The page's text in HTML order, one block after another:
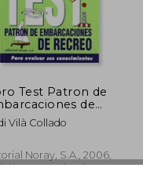
45%
Test Patron de
de
Vilà Collado
Noray, S.A., 2006,
Tapa Blanda,